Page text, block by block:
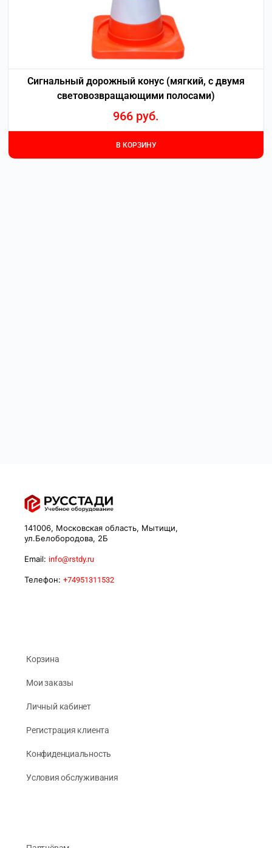
Сигнальный дорожный конус (мягкий, с двумя
световозвращающими полосами)
966 руб.
В КОРЗИНУ
141006, Московская область, Мытищи,
ул.Белобородова, 2Б
Email: info@rstdy.ru
Телефон: +74951311532
Корзина
Мои заказы
Личный кабинет
Регистрация клиента
Конфиденциальность
Условия обслуживания